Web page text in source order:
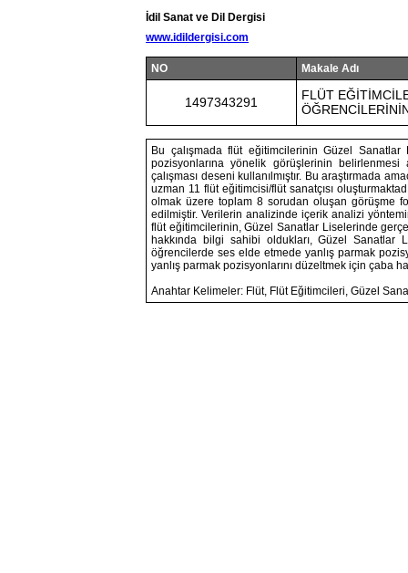
İdil Sanat ve Dil Dergisi
www.idildergisi.com
NO Makale Adı
1497343291
FLÜT
Bu çalışmada flüt eğitimcilerinin Güzel
pozisyonlarına yönelik görüşlerinin belirlenmesi
çalışması deseni kullanılmıştır. Bu araştırmada
uzman 11 flüt eğitimcisi/flüt sanatçısı
olmak üzere toplam 8 sorudan oluşan görüşme
edilmiştir. Verilerin analizinde içerik analizi
flüt eğitimcilerinin, Güzel Sanatlar Liselerinde
hakkında bilgi sahibi oldukları, Güzel
öğrencilerde ses elde etmede yanlış parmak
yanlış parmak pozisyonlarını düzeltmek için çaba
Anahtar Kelimeler: Flüt, Flüt Eğitimcileri, Güzel